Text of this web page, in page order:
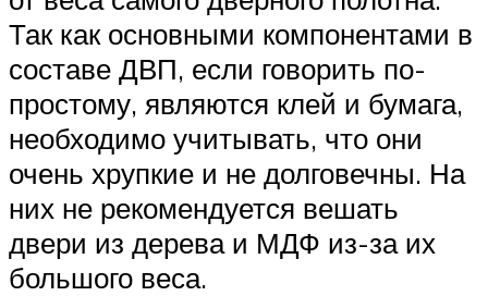
Так как основными компонентами в
составе ДВП, если говорить по-
простому, являются клей и бумага,
необходимо учитывать, что они
очень хрупкие и не долговечны. На
них не рекомендуется вешать
двери из дерева и МДФ из-за их
большого веса.